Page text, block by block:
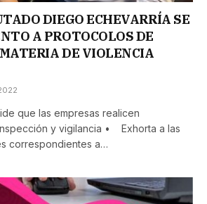
DIEGO ECHEVARRÍA SE
A PROTOCOLOS DE
DE VIOLENCIA
que las empresas realicen
y vigilancia • Exhorta a las
correspondientes a…